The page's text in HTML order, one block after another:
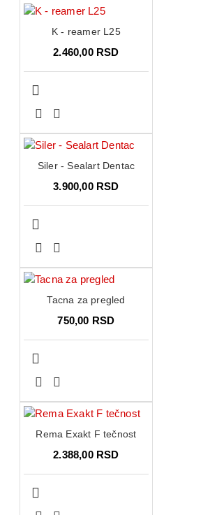
K - reamer L25
2.460,00 RSD
Siler - Sealart Dentac
3.900,00 RSD
Tacna za pregled
750,00 RSD
Rema Exakt F tečnost
2.388,00 RSD